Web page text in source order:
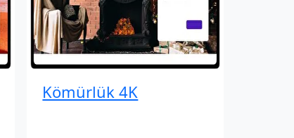
Kömürlük 4K